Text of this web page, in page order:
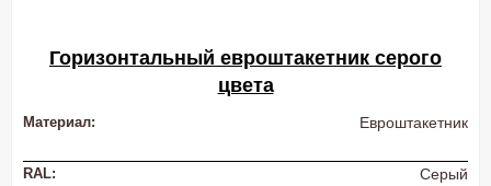
Горизонтальный евроштакетник серого
цвета
Материал: Евроштакетник
RAL: Серый